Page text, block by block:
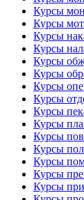
Курсы
Курсы
Курсы
Курсы
Курсы
Курсы
Курсы
Курсы
Курсы
Курсы
Курсы
Курсы
Курсы
Курсы
Курсы